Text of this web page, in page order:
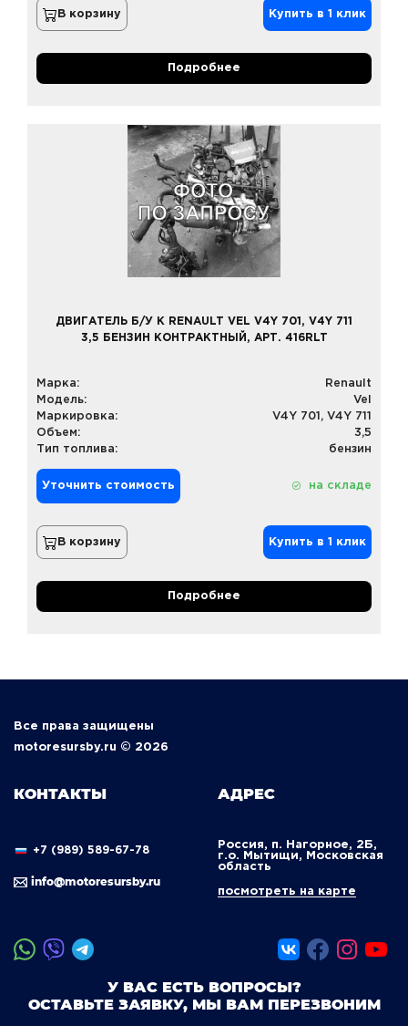
В корзину Купить в 1 клик
Подробнее
ДВИГАТЕЛЬ Б/У К RENAULT VEL V4Y 701, V4Y 711
3,5 БЕНЗИН КОНТРАКТНЫЙ, АРТ. 416RLT
Марка:
Renault
Модель:
Vel
Маркировка:
V4Y 701, V4Y 711
Объем:
3,5
Тип топлива:
бензин
Уточнить стоимость на складе
В корзину Купить в 1 клик
Подробнее
Все права защищены
motoresursby.ru © 2026
КОНТАКТЫ
+7 (989) 589-67-78
info@motoresursby.ru
АДРЕС
Россия, п. Нагорное, 2Б,
г.о. Мытищи, Московская
область
посмотреть на карте
У ВАС ЕСТЬ ВОПРОСЫ?
ОСТАВЬТЕ ЗАЯВКУ, МЫ ВАМ ПЕРЕЗВОНИМ